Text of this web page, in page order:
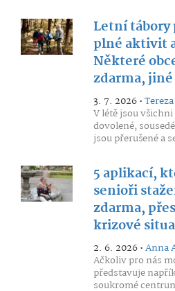
Letní tábory
plné aktivit
Některé
zdarma,
3. 7. 2026 •
V létě jsou
dovolené,
jsou přerušené a
5 aplikací,
senioři
zdarma,
krizové
2. 6. 2026 •Anna
Ačkoliv pro nás
představuje
soukromé